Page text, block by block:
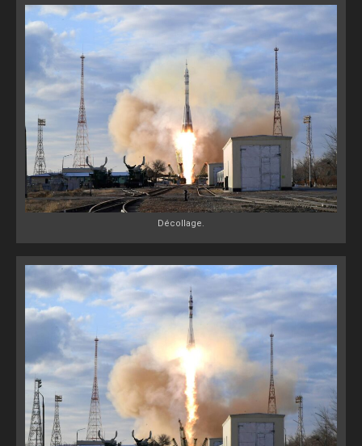
Décollage.